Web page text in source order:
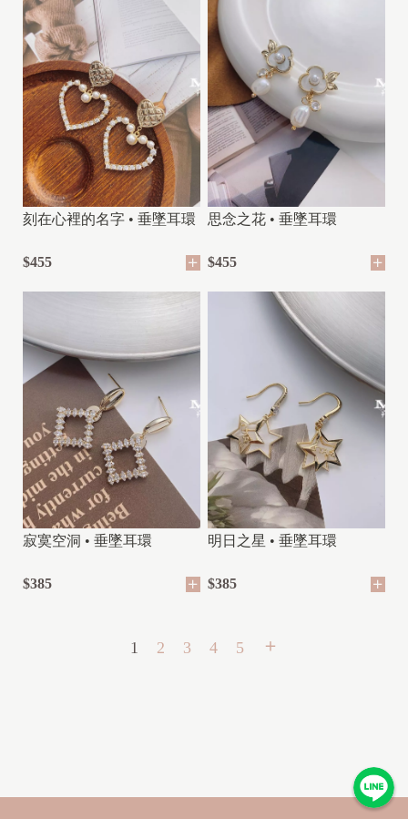
刻在心裡的名字 • 垂墜耳環
$455
思念之花 • 垂墜耳環
$455
寂寞空洞 • 垂墜耳環
$385
明日之星 • 垂墜耳環
$385
1 2 3 4 5